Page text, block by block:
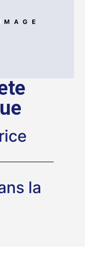
la